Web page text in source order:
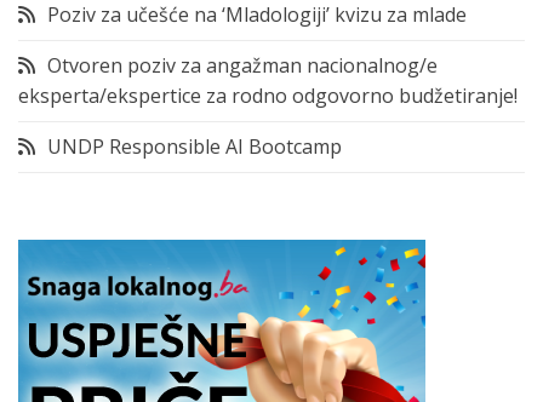
Poziv za učešće na ‘Mladologiji’ kvizu za mlade
Otvoren poziv za angažman nacionalnog/e
eksperta/ekspertice za rodno odgovorno budžetiranje!
UNDP Responsible AI Bootcamp